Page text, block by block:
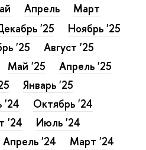
Апрель
Март
'25
Ноябрь '25
'25
Август '25
Май '25
Апрель '25
Январь '25
'24
Октябрь '24
'24
Июль '24
Апрель '24
Март '24